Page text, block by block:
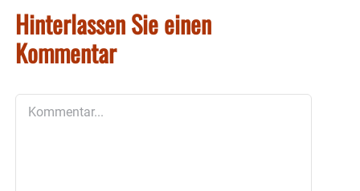
Hinterlassen Sie einen
Kommentar